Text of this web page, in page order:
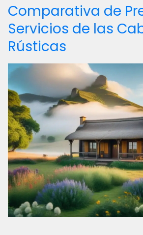
Comparativa de
Servicios de las
Rústicas